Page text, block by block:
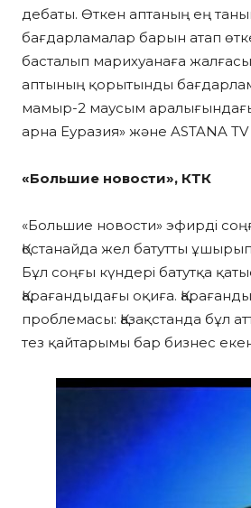
дебаты. Өткен аптаның ең
бағдарламалар барын атап
басталып марихуанаға
аптының қорытынды
мамыр-2 маусым
арна Еуразия» және ASTANA
«Большие новости», КТК
«Большие новости» эфирді
Қостанайда жел батутты
Бұл соңғы күндері батутқа
Қарағандыдағы оқиға.
проблемасы: Қазақстанда бұл
тез қайтарымы бар бизнес